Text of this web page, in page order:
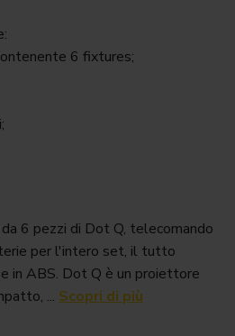
6 fixtures;
6 pezzi di Dot Q, telecomando
per l'intero set, il tutto
in ABS. Dot Q è un proiettore
... Scopri di più